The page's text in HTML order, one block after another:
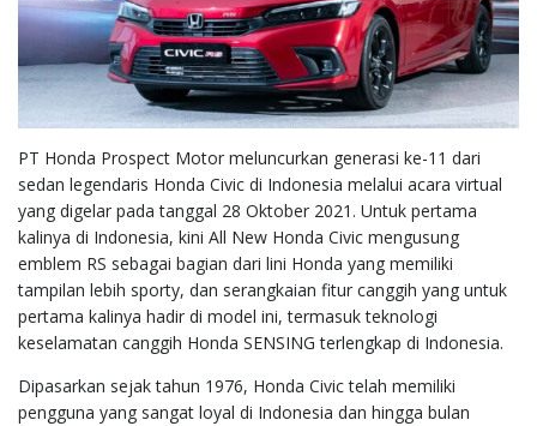
PT Honda Prospect Motor meluncurkan generasi ke-11 dari
sedan legendaris Honda Civic di Indonesia melalui acara virtual
yang digelar pada tanggal 28 Oktober 2021. Untuk pertama
kalinya di Indonesia, kini All New Honda Civic mengusung
emblem RS sebagai bagian dari lini Honda yang memiliki
tampilan lebih sporty, dan serangkaian fitur canggih yang untuk
pertama kalinya hadir di model ini, termasuk teknologi
keselamatan canggih Honda SENSING terlengkap di Indonesia.
Dipasarkan sejak tahun 1976, Honda Civic telah memiliki
pengguna yang sangat loyal di Indonesia dan hingga bulan